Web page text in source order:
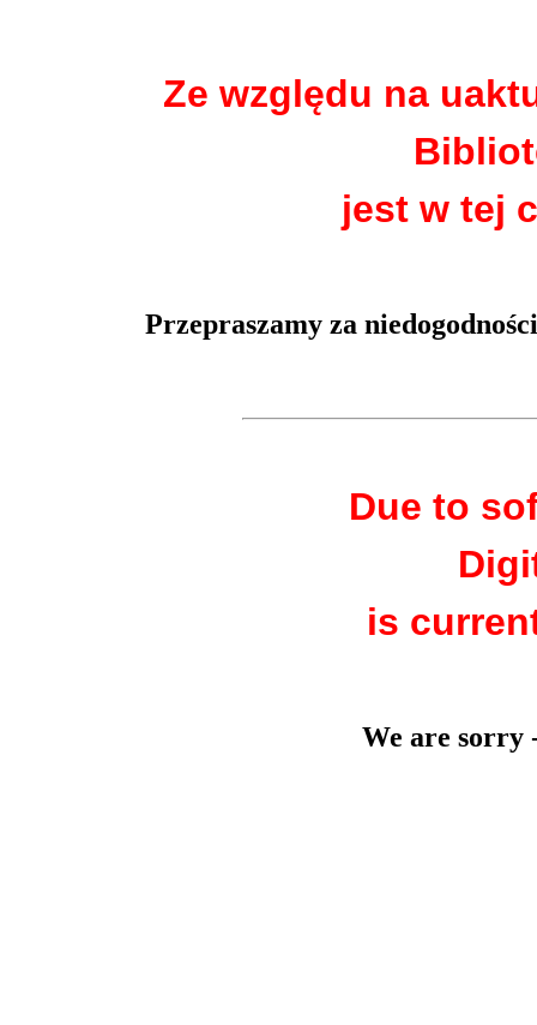
Ze względu na
jest w tej
Przepraszamy za
Due to
is
We are sorry